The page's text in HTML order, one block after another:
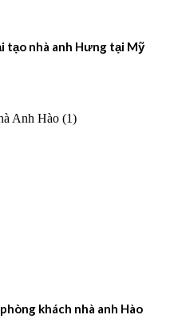
tạo nhà anh Hưng tại Mỹ
khách nhà anh Hào